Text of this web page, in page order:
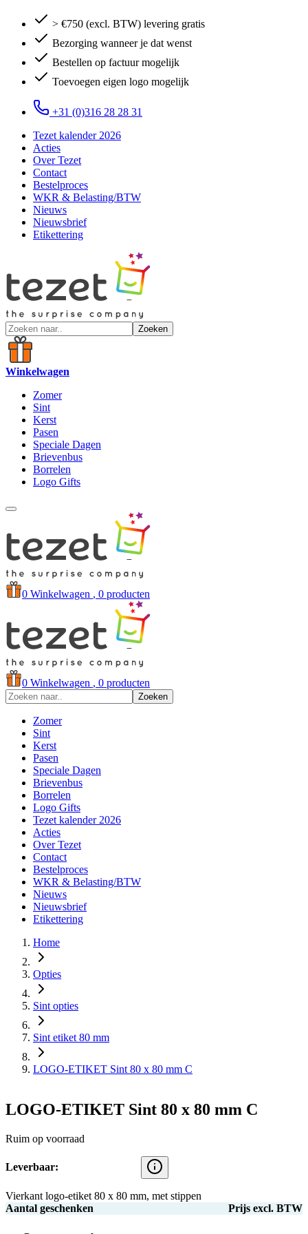
> €750 (excl. BTW) levering gratis
Bezorging wanneer je dat wenst
Bestellen op factuur mogelijk
Toevoegen eigen logo mogelijk
+31 (0)316 28 28 31
Tezet kalender 2026
Acties
Over Tezet
Contact
Bestelproces
WKR & Belasting/BTW
Nieuws
Nieuwsbrief
Etikettering
Zoeken
Winkelwagen
Zomer
Sint
Kerst
Pasen
Speciale Dagen
Brievenbus
Borrelen
Logo Gifts
0 Winkelwagen , 0 producten
0 Winkelwagen , 0 producten
Zoeken
Zomer
Sint
Kerst
Pasen
Speciale Dagen
Brievenbus
Borrelen
Logo Gifts
Tezet kalender 2026
Acties
Over Tezet
Contact
Bestelproces
WKR & Belasting/BTW
Nieuws
Nieuwsbrief
Etikettering
Home
Opties
Sint opties
Sint etiket 80 mm
LOGO-ETIKET Sint 80 x 80 mm C
LOGO-ETIKET Sint 80 x 80 mm C
Ruim op voorraad
Leverbaar:
Vierkant logo-etiket 80 x 80 mm, met stippen
Aantal geschenken
Prijs excl. BTW